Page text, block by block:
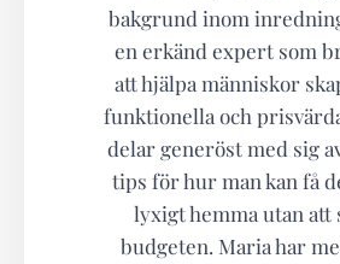
bakgrund inom
en erkänd expert som
att hjälpa människor
funktionella och
delar generöst med sig
tips för hur man kan få
lyxigt hemma utan att
budgeten. Maria har